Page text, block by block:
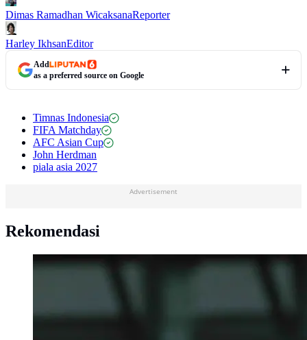
Dimas Ramadhan WicaksanaReporter
Harley IkhsanEditor
Add
as a preferred source on Google
Timnas Indonesia
FIFA Matchday
AFC Asian Cup
John Herdman
piala asia 2027
Advertisement
Rekomendasi